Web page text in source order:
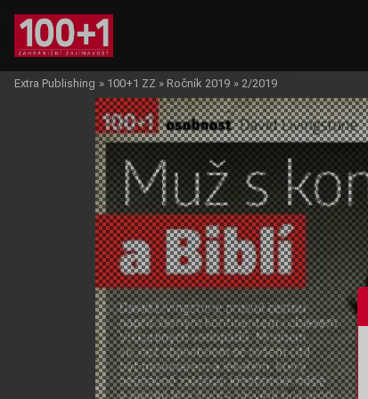
Extra Publishing » 100+1 ZZ » Ročník 2019 » 2/2019